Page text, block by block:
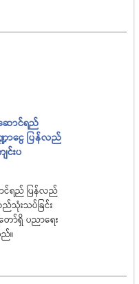
ောင်ရည်
ာငွေ ပြန်လည်
င်းပ
င်ရည် ပြန်လည်
သုံးသပ်ခြင်း
ာ်ရှိ ပညာရေး
။